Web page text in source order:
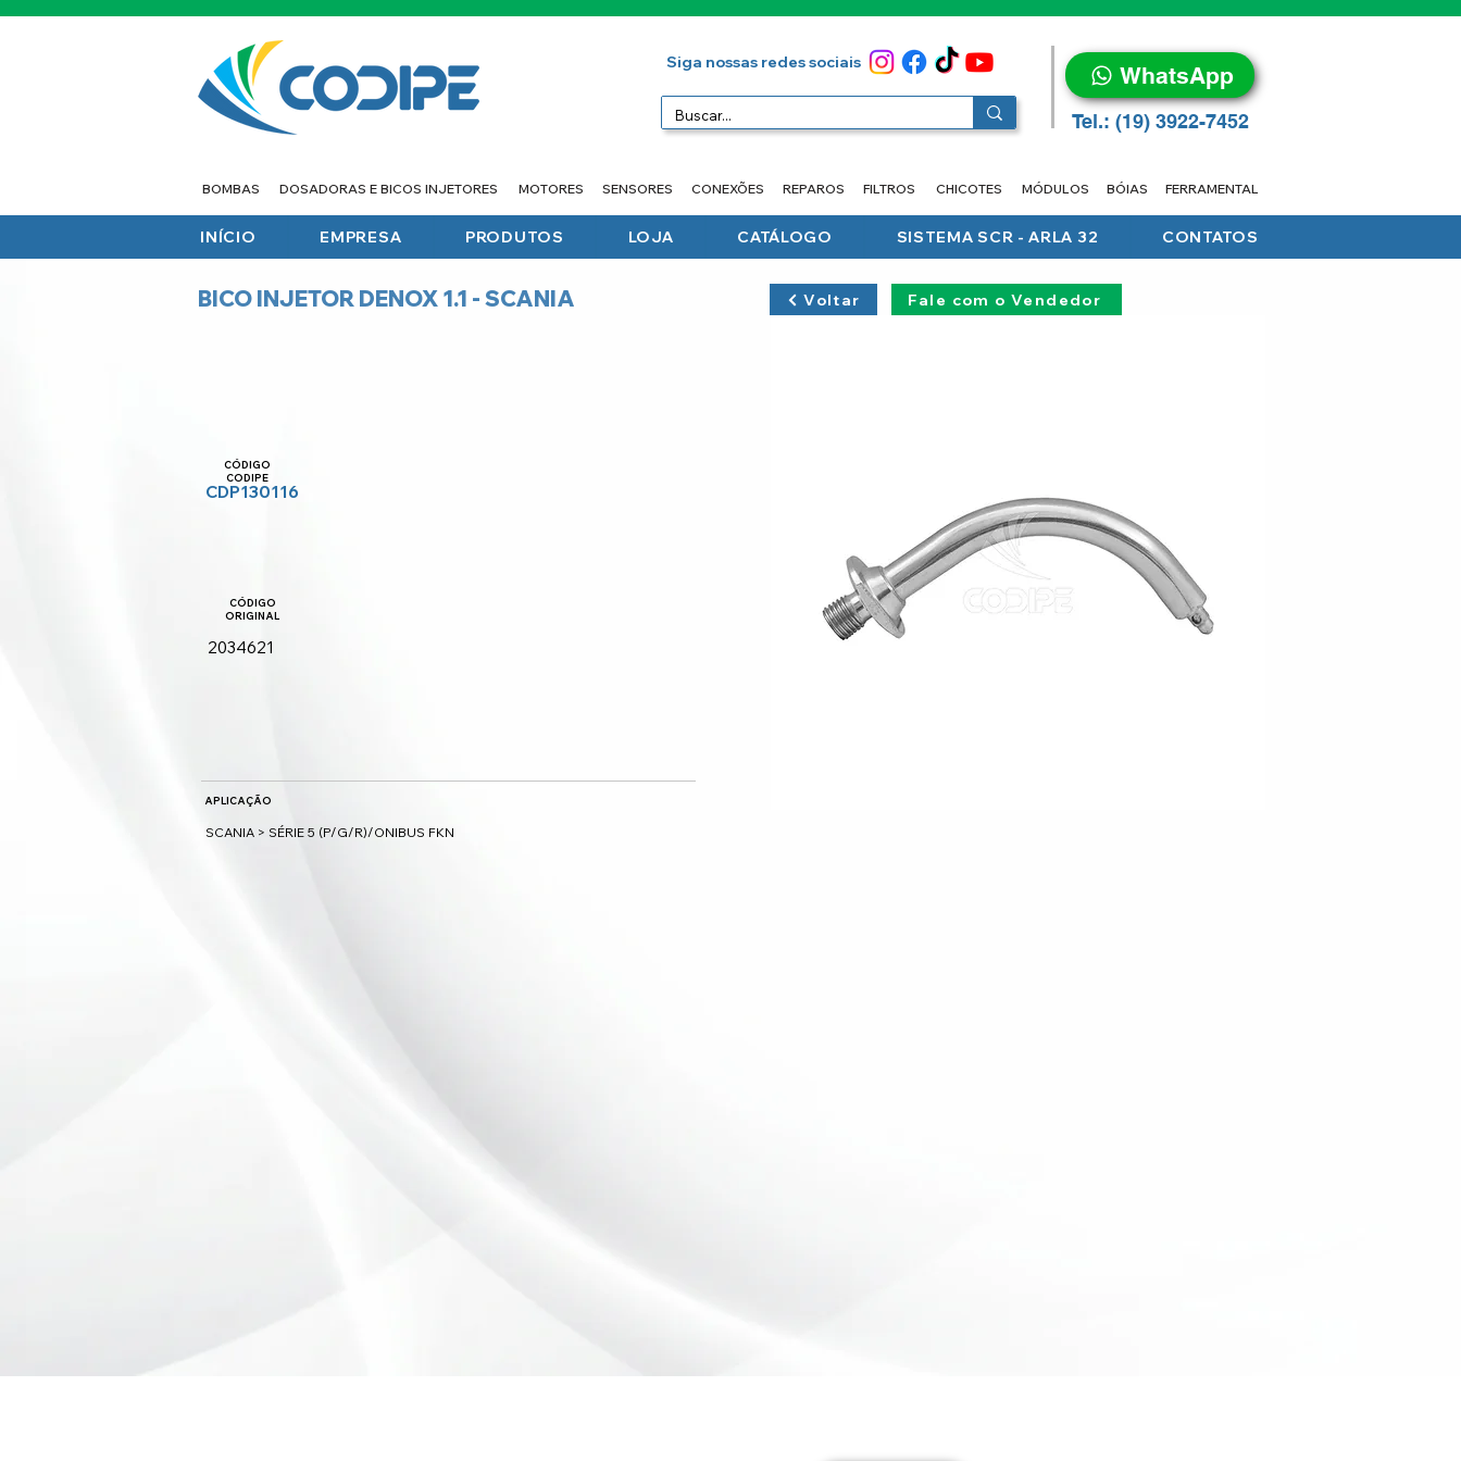
Siga nossas redes sociais WhatsApp
Tel.: (19) 3922-7452
BOMBAS DOSADORAS E BICOS INJETORES MOTORES SENSORES CONEXÕES REPAROS FILTROS CHICOTES MÓDULOS BÓIAS FERRAMENTAL
INÍCIO EMPRESA PRODUTOS LOJA CATÁLOGO SISTEMA SCR - ARLA 32 CONTATOS
BICO INJETOR DENOX 1.1 - SCANIA
CÓDIGO
CODIPE
CDP130116
CÓDIGO
ORIGINAL
2034621
APLICAÇÃO
Voltar Fale com o Vendedor
SCANIA > SÉRIE 5 (P/G/R)/ONIBUS FKN